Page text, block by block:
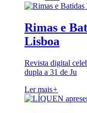
Rimas e
Lisboa
Revista digital
dupla a 31 de Ju
Ler mais+